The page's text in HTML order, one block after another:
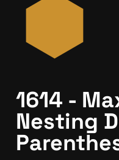
1614 -
Nesting